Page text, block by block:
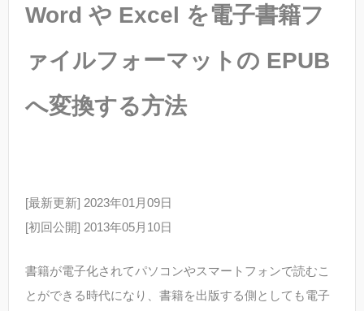
Word や Excel を電子書籍フ
ァイルフォーマットの EPUB
へ変換する方法
[最新更新] 2023年01月09日
[初回公開] 2013年05月10日
書籍が電子化されてパソコンやスマートフォンで読むこ
とができる時代になり、書籍を出版する側としても電子